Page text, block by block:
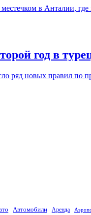
в Анталии,
год в
ряд новых правил по
Автомобили Аренда